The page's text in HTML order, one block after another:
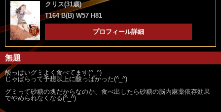
クリス(31歳)
T164 B(B) W57 H81
プロフィール詳細
無題
酸っぱいグミよく食べてます(^_^)
じゃぱらって予想以上に酸っぱかった(^_^)
グミって砂糖の塊だからなのか、食べ出したら砂糖の脳内麻薬依存効果
でやめられなくなる(^_^)